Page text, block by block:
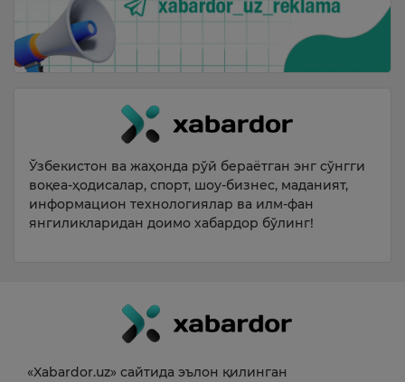
Ўзбекистон ва жаҳонда рўй бераётган энг сўнгги
воқеа-ҳодисалар, спорт, шоу-бизнес, маданият,
информацион технологиялар ва илм-фан
янгиликларидан доимо хабардор бўлинг!
«Xabardor.uz» сайтида эълон қилинган